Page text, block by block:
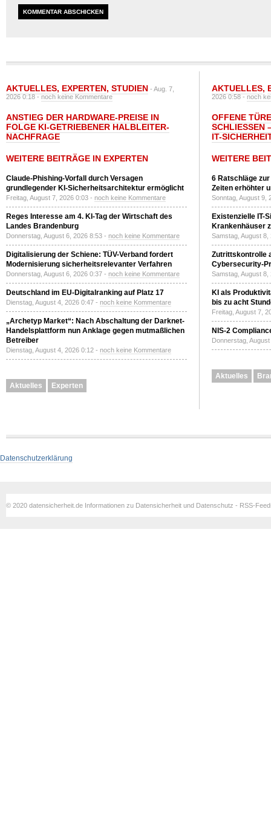
AKTUELLES, EXPERTEN, STUDIEN - Aug. 7,
2026 0:18 -noch keine Kommentare
ANSTIEG DER HARDWARE-PREISE IN
FOLGE KI-GETRIEBENER HALBLEITER-
NACHFRAGE
WEITERE BEITRÄGE IN EXPERTEN
Claude-Phishing-Vorfall durch Versagen
grundlegender KI-Sicherheitsarchitektur ermöglicht
Freitag, August 7, 2026 0:03 - noch keine Kommentare
Reges Interesse am 4. KI-Tag der Wirtschaft des
Landes Brandenburg
Donnerstag, August 6, 2026 8:53 - noch keine Kommentare
Digitalisierung der Schiene: TÜV-Verband fordert
Modernisierung sicherheitsrelevanter Verfahren
Donnerstag, August 6, 2026 0:37 - noch keine Kommentare
Deutschland im EU-Digitalranking auf Platz 17
Dienstag, August 4, 2026 0:47 - noch keine Kommentare
„Archetyp Market“: Nach Abschaltung der Darknet-
Handelsplattform nun Anklage gegen mutmaßlichen
Betreiber
Dienstag, August 4, 2026 0:12 - noch keine Kommentare
Aktuelles Experten
AKTUELLES,
2026 0:58 -noch
OFFENE
SCHLIESSEN
T-
WEITERE
6 Ratschläge
Zeiten erhöhter
Sonntag, August 9,
Existenzielle IT-
Krankenhäuser
Samstag, August
Zutrittskontrolle
Cybersecurity-
Samstag, August
KI als
bis zu acht
Freitag, August 7,
NIS-2
Donnerstag,
Aktuelles
Datenschutzerklärung
© 2020 datensicherheit.de Informationen zu Datensicherheit und Datenschutz - RSS-